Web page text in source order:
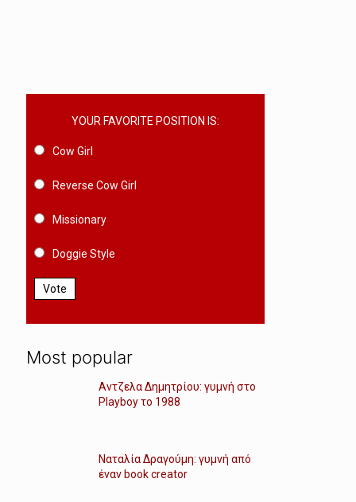
YOUR FAVORITE POSITION IS:
Cow Girl
Reverse Cow Girl
Missionary
Doggie Style
Vote
Most popular
Αντζελα Δημητρίου: γυμνή στο
Playboy το 1988
Ναταλία Δραγούμη: γυμνή από
έναν book creator